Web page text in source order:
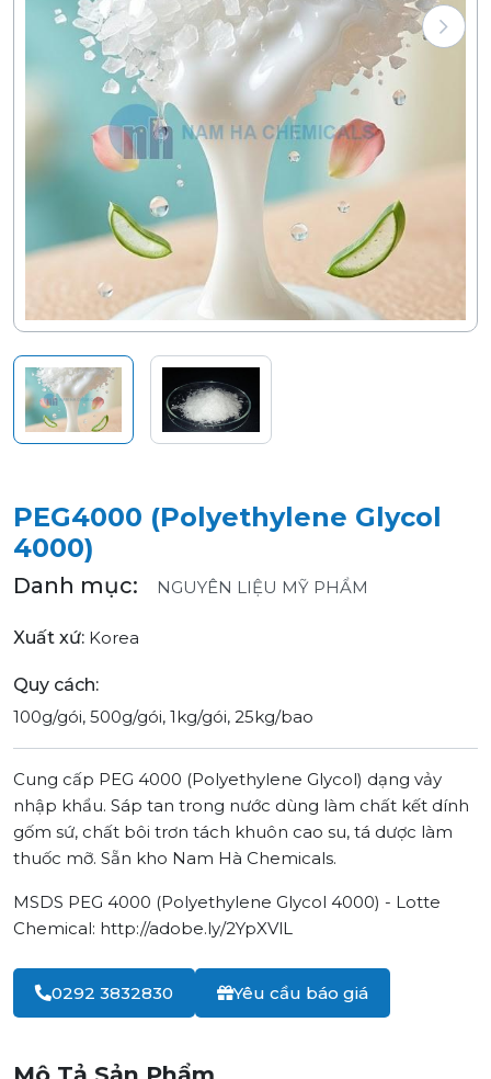
PEG4000 (Polyethylene Glycol
4000)
Danh mục: NGUYÊN LIỆU MỸ PHẨM
Xuất xứ: Korea
Quy cách:
100g/gói, 500g/gói, 1kg/gói, 25kg/bao
Cung cấp PEG 4000 (Polyethylene Glycol) dạng vảy
nhập khẩu. Sáp tan trong nước dùng làm chất kết dính
gốm sứ, chất bôi trơn tách khuôn cao su, tá dược làm
thuốc mỡ. Sẵn kho Nam Hà Chemicals.
MSDS PEG 4000 (Polyethylene Glycol 4000) - Lotte
Chemical: http://adobe.ly/2YpXVlL
0292 3832830 Yêu cầu báo giá